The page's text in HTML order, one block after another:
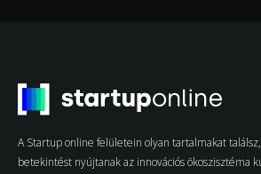
A Startup online felületein olyan tartalmakat
betekintést nyújtanak az innovációs ökoszisztéma